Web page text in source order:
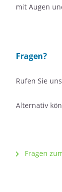
mit Augen
Fragen?
Rufen Sie
Alternativ
Fragen